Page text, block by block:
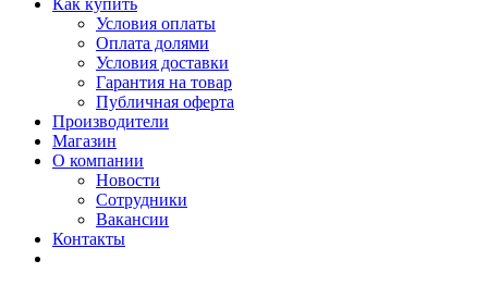
Как купить
Условия оплаты
Оплата долями
Условия доставки
Гарантия на товар
Публичная оферта
Производители
Магазин
О компании
Новости
Сотрудники
Вакансии
Контакты